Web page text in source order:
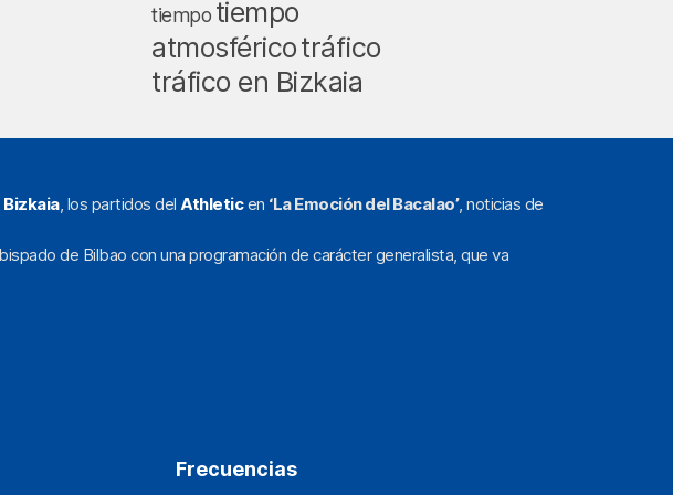
tiempo tiempo
atmosféricotráfico
tráfico en Bizkaia
Bizkaia, los partidos del Athleticen ‘La Emoción del Bacalao’, noticias de
de Bilbao con una programación de carácter generalista, que va
Frecuencias